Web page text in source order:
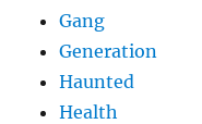
Gang
Generation
Haunted
Health